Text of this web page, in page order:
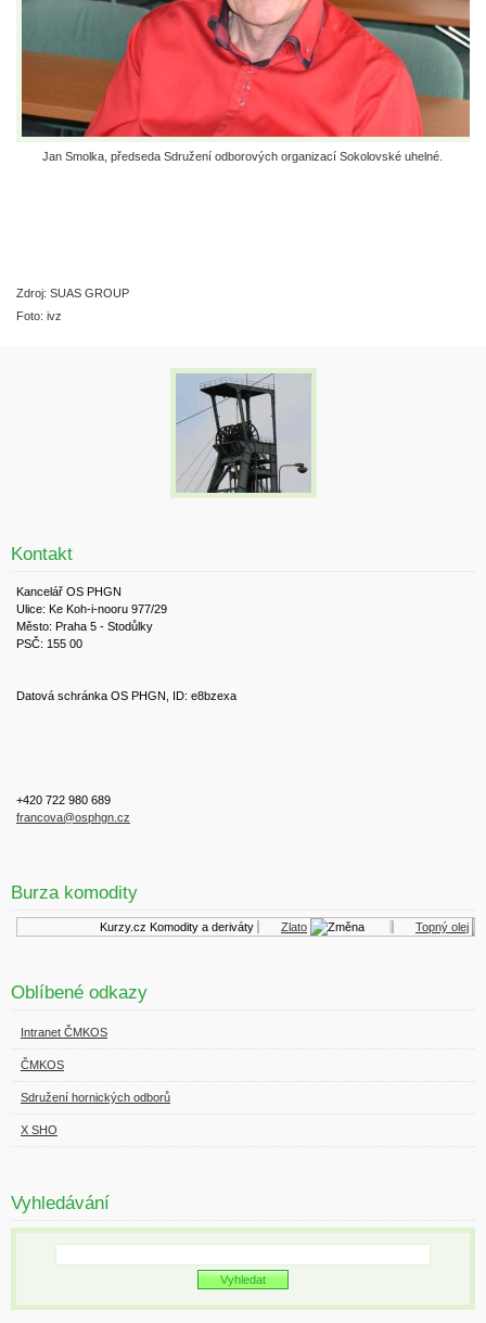
Jan Smolka, předseda Sdružení odborových organizací Sokolovské uhelné.
Zdroj: SUAS GROUP
Foto: ivz
Kontakt
Kancelář OS PHGN
Ulice: Ke Koh-i-nooru 977/29
Město: Praha 5 - Stodůlky
PSČ: 155 00
Datová schránka OS PHGN, ID: e8bzexa
+420 722 980 689
francova@osphgn.cz
Burza komodity
Kurzy.cz Komodity a deriváty Zlato Topný olej
Oblíbené odkazy
Intranet ČMKOS
ČMKOS
Sdružení hornických odborů
X SHO
Vyhledávání